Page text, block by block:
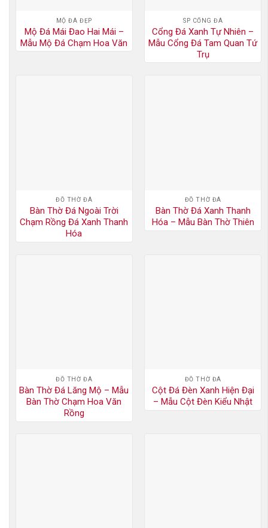
MỘ ĐÁ ĐẸP
Mộ Đá Mái Đao Hai Mái –
Mẫu Mộ Đá Chạm Hoa Văn
SP CỔNG ĐÁ
Cổng Đá Xanh Tự Nhiên –
Mẫu Cổng Đá Tam Quan Tứ
Trụ
ĐỒ THỜ ĐÁ
Bàn Thờ Đá Ngoài Trời
Chạm Rồng Đá Xanh Thanh
Hóa
ĐỒ THỜ ĐÁ
Bàn Thờ Đá Xanh Thanh
Hóa – Mẫu Bàn Thờ Thiên
ĐỒ THỜ ĐÁ
Bàn Thờ Đá Lăng Mộ – Mẫu
Bàn Thờ Chạm Hoa Văn
Rồng
ĐỒ THỜ ĐÁ
Cột Đá Đèn Xanh Hiện Đại
– Mẫu Cột Đèn Kiểu Nhật